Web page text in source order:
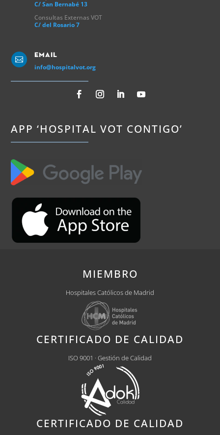
C/ San Bernabé 13
Consultas Externas VOT
C/ del Rosario 7

Email
info@hospitalvot.org
APP ‘HOSPITAL VOT CONTIGO’
MIEMBRO
Hospitales Católicos de Madrid
CERTIFICADO DE CALIDAD
ISO 9001 · Gestión de Calidad
CERTIFICADO DE CALIDAD